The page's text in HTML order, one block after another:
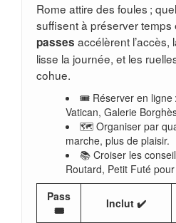
Rome attire des foules ;
suffisent à préserver temps
passes accélèrent l’accès,
lisse la journée, et les
cohue.
🎟️ Réserver en ligne
Vatican, Galerie
🗺️ Organiser par
marche, plus de plaisir.
📚 Croiser les
Routard, Petit Futé
Pass
🎟️
Inclut ✔️